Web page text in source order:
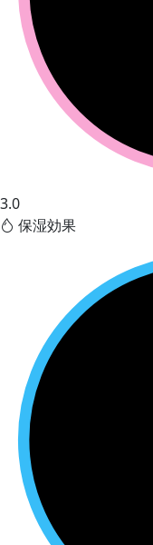
3.0
保湿効果